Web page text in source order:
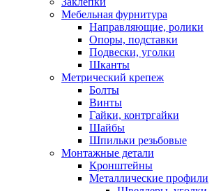
Мебельная фурнитура
Направляющие, ролики
Опоры, подставки
Подвески, уголки
Шканты
Метрический крепеж
Болты
Винты
Гайки, контргайки
Шайбы
Шпильки резьбовые
Монтажные детали
Кронштейны
Металлические профили